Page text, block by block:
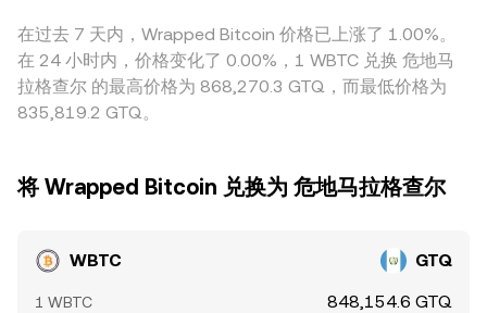
在过去 7 天内，Wrapped Bitcoin 价格已上涨了 1.00%。
在 24 小时内，价格变化了 0.00%，1 WBTC 兑换 危地马
拉格查尔 的最高价格为 868,270.3 GTQ，而最低价格为
835,819.2 GTQ。
将 Wrapped Bitcoin 兑换为 危地马拉格查尔
WBTC GTQ
1 WBTC 848,154.6 GTQ